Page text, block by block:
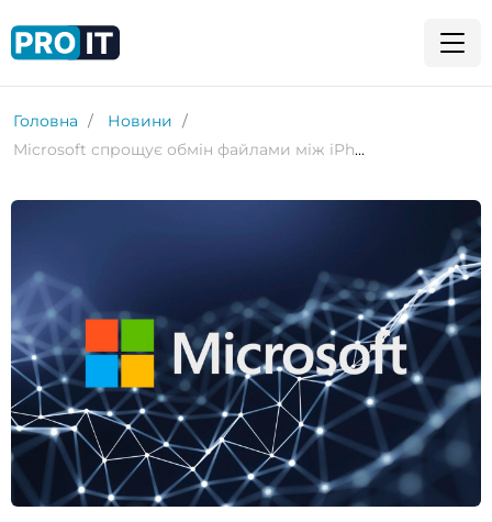
Головна
Новини
Microsoft спрощує обмін файлами між iPhone та Windows PC